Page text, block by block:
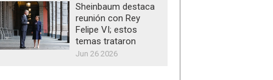
Sheinbaum destaca
reunión con Rey
Felipe VI; estos
temas trataron
Jun 26 2026